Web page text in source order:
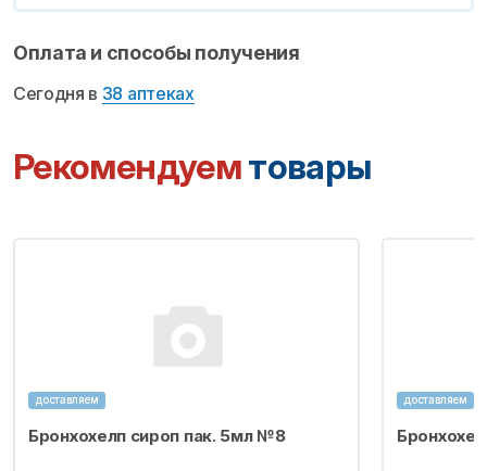
Оплата и способы получения
Сегодня в 38 аптеках
Рекомендуемтовары
доставляем
Бронхохелп сироп пак. 5мл №8
доставляем